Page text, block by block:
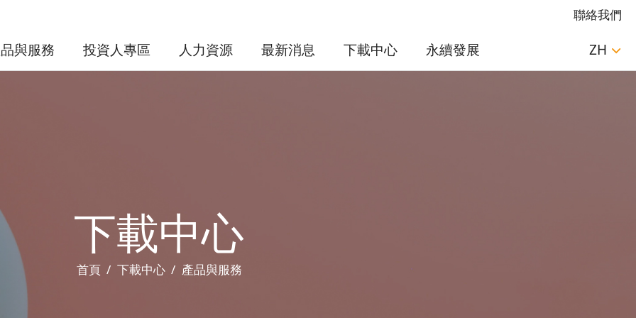
聯絡我們
與服務 投資人專區 人力資源 最新消息 下載中心 永續發展 ZH
下載中心
首頁 下載中心 產品與服務